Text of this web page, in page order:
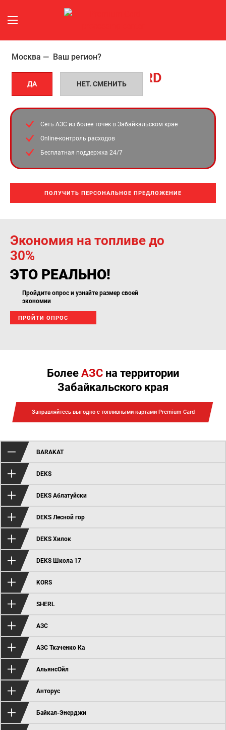
Москва — Ваш регион?
ДА НЕТ. СМЕНИТЬ
Топливные
карты
в
Забайкальском
крае
УНИВЕРСАЛЬНЫЕ ТОПЛИВНЫЕ
КАРТЫPREMIUM CARD
Сеть АЗС из более точек в Забайкальском крае
Online-контроль расходов
Бесплатная поддержка 24/7
ПОЛУЧИТЬ ПЕРСОНАЛЬНОЕ ПРЕДЛОЖЕНИЕ
Экономия на топливе до
30%
ЭТО РЕАЛЬНО!
Пройдите опрос и узнайте размер своей
экономии
ПРОЙТИ ОПРОС
Более АЗС на территории
Забайкальского края
Заправляйтесь выгодно с топливными картами Premium Card
BARAKAT
DEKS
DEKS Аблатуйски
DEKS Лесной гор
DEKS Хилок
DEKS Школа 17
KORS
SHERL
АЗС
АЗС Ткаченко Ка
АльянсОйл
Анторус
Байкал-Энерджи